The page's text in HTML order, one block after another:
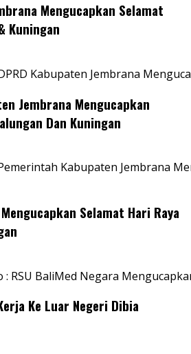
Mengucapkan Selamat
Kuningan
Kabupaten Jembrana
Jembrana Mengucapkan
Dan Kuningan
Kabupaten Jembrana
Selamat Hari Raya
: RSU BaliMed Negara
Ke Luar Negeri Dibia